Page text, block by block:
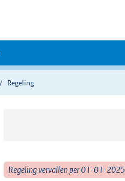
Regeling
Regeling vervallen per 01-01-2025